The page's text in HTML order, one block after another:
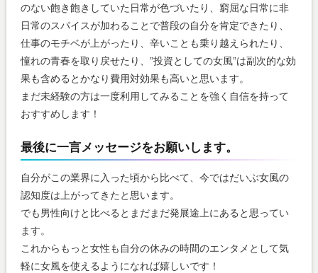
のない飽き飽きしていた日常が色づいたり、窮屈な日常に非
日常のスパイスが加わることで普段の自分を肯定できたり、
仕事のモチベが上がったり、辛いことも乗り越えられたり、
憧れの青春を取り戻せたり、”投資としての女風”は副次的な効
果も含めるとかなり費用対効果も高いと思います。
まだ未経験の方は一度利用してみることを強く自信を持って
おすすめします！
最後に一言メッセージをお願いします。
自分がこの業界に入った頃から比べて、今ではだいぶ女風の
認知度は上がってきたと思います。
でも男性向けと比べるとまだまだ発展途上にあると思ってい
ます。
これからもっと女性も自分の休みの時間のエンタメとして気
軽に女風を使えるようになれば嬉しいです！